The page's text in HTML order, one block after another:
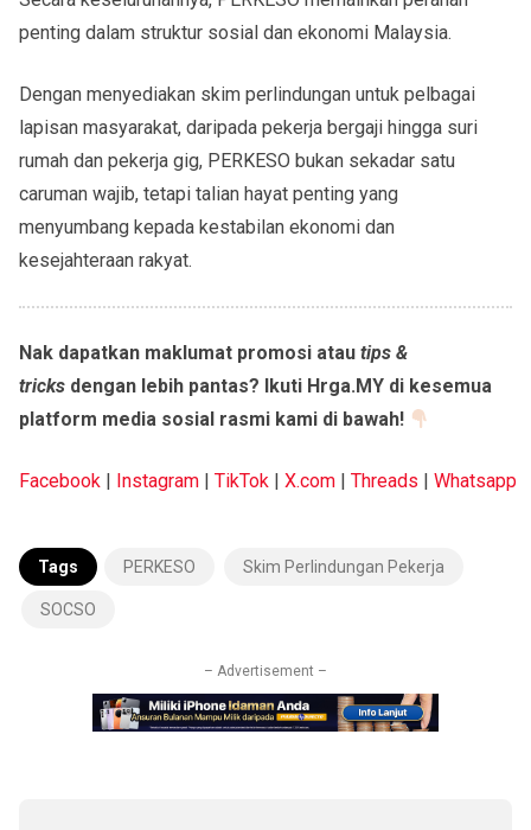
penting dalam struktur sosial dan ekonomi Malaysia.
Dengan menyediakan skim perlindungan untuk pelbagai
lapisan masyarakat, daripada pekerja bergaji hingga suri
rumah dan pekerja gig, PERKESO bukan sekadar satu
caruman wajib, tetapi talian hayat penting yang
menyumbang kepada kestabilan ekonomi dan
kesejahteraan rakyat.
Nak dapatkan maklumat promosi atau tips &
tricks dengan lebih pantas? Ikuti Hrga.MY di kesemua
platform media sosial rasmi kami di bawah!
Facebook Instagram TikTok X.com Threads Whatsapp
Tags PERKESO Skim Perlindungan Pekerja
SOCSO
– Advertisement –